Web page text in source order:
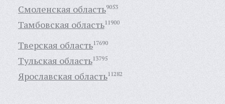
Смоленская область9053
Тамбовская область11900
Тверская область17690
Тульская область13795
Ярославская область11282